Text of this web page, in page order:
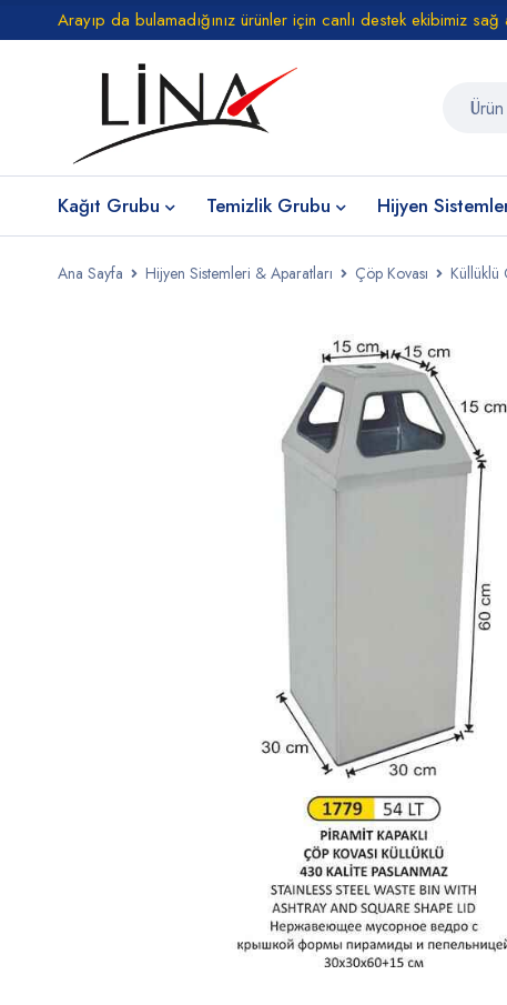
Arayıp da bulamadığınız ürünler için canlı destek ekibimiz sağ
Kağıt Grubu Temizlik Grubu Hijyen
Ana Sayfa Hijyen Sistemleri & Aparatları Çöp Kovası Küllüklü